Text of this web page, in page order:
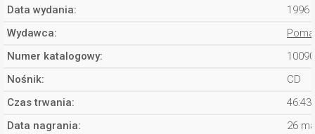
Data wydania:
1996
Wydawca:
Numer katalogowy:
Nośnik:
CD
Czas trwania:
46:43
Data nagrania:
26